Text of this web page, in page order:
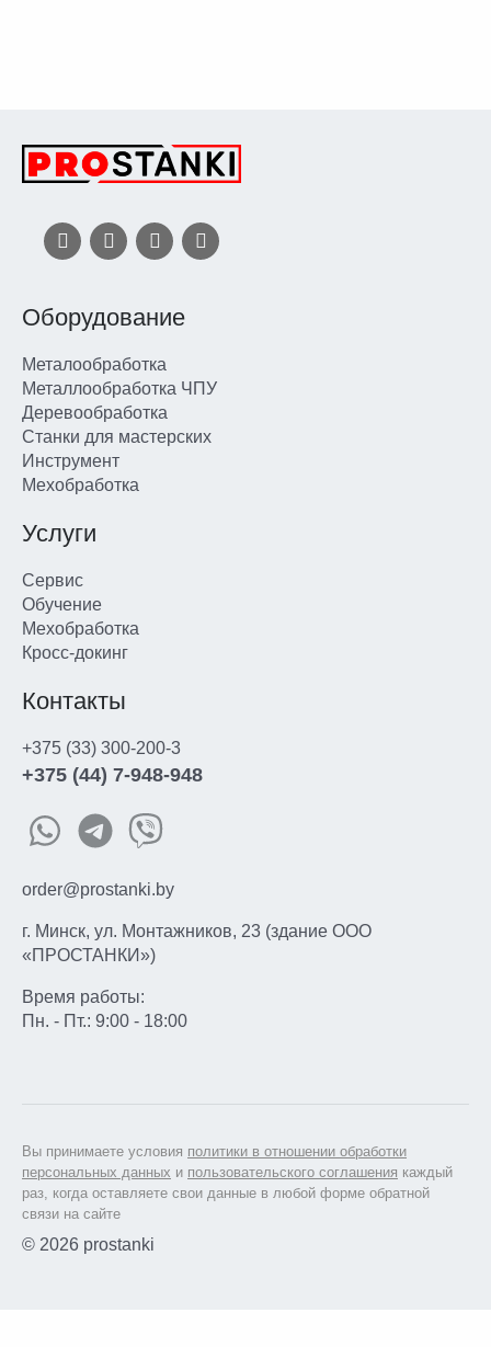
Оборудование
Металообработка
Металлообработка ЧПУ
Деревообработка
Станки для мастерских
Инструмент
Мехобработка
Услуги
Сервис
Обучение
Мехобработка
Кросс-докинг
Контакты
+375 (33) 300-200-3
+375 (44) 7-948-948
order@prostanki.by
г. Минск, ул. Монтажников, 23 (здание ООО
«ПРОСТАНКИ»)
Время работы:
Пн. - Пт.: 9:00 - 18:00
Вы принимаете условия политики в отношении обработки
персональных данных и пользовательского соглашения каждый
раз, когда оставляете свои данные в любой форме обратной
связи на сайте
© 2026 prostanki